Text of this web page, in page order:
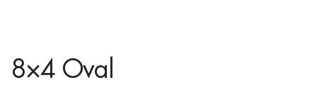
8×4 Oval